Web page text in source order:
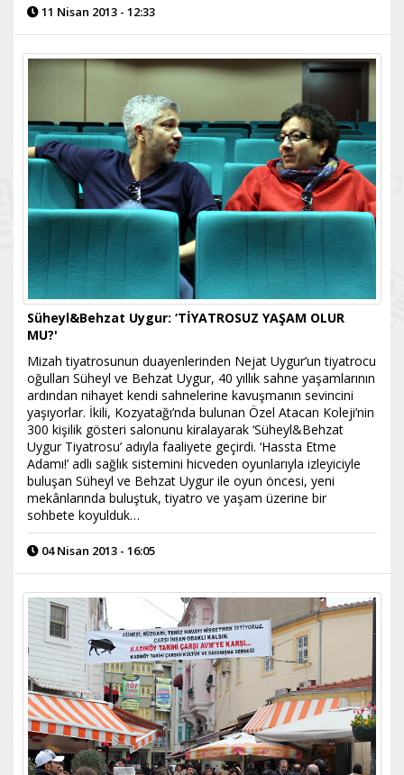
11 Nisan 2013 - 12:33
Süheyl&Behzat Uygur: ‘TİYATROSUZ YAŞAM OLUR
MU?'
Mizah tiyatrosunun duayenlerinden Nejat Uygur’un tiyatrocu
oğulları Süheyl ve Behzat Uygur, 40 yıllık sahne yaşamlarının
ardından nihayet kendi sahnelerine kavuşmanın sevincini
yaşıyorlar. İkili, Kozyatağı’nda bulunan Özel Atacan Koleji’nin
300 kişilik gösteri salonunu kiralayarak ‘Süheyl&Behzat
Uygur Tiyatrosu’ adıyla faaliyete geçirdi. ‘Hassta Etme
Adamı!’ adlı sağlık sistemini hicveden oyunlarıyla izleyiciyle
buluşan Süheyl ve Behzat Uygur ile oyun öncesi, yeni
mekânlarında buluştuk, tiyatro ve yaşam üzerine bir
sohbete koyulduk…
04 Nisan 2013 - 16:05